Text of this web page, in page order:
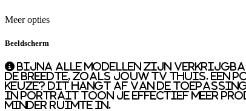
Meer opties
Beeldscherm
Bijna alle modellen zijn
de breedte, zoals jouw TV thuis. Een
keuze? Dit hangt af van de
In portrait toon je effectief meer
minder ruimte in.